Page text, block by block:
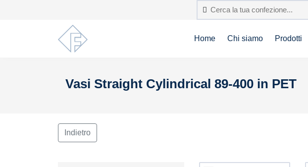
Home Chi siamo Prodotti
Vasi Straight Cylindrical 89-400 in PET
Indietro